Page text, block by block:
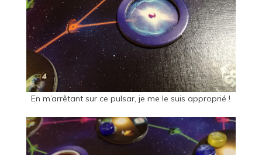
En m’arrêtant sur ce pulsar, je me le suis approprié !